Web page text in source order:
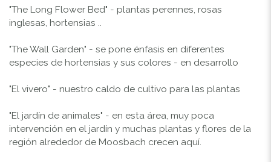
"The Long Flower Bed" - plantas perennes, rosas
inglesas, hortensias ..
"The Wall Garden" - se pone énfasis en diferentes
especies de hortensias y sus colores - en desarrollo
"El vivero" - nuestro caldo de cultivo para las plantas
"El jardín de animales" - en esta área, muy poca
intervención en el jardín y muchas plantas y flores de la
región alrededor de Moosbach crecen aquí.